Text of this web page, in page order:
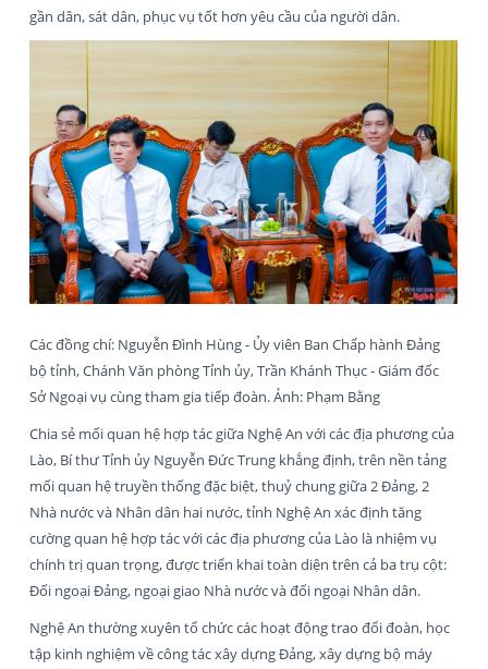
gần dân, sát dân, phục vụ tốt hơn yêu cầu của người dân.
Các đồng chí: Nguyễn Đình Hùng - Ủy viên Ban Chấp hành Đảng
bộ tỉnh, Chánh Văn phòng Tỉnh ủy, Trần Khánh Thục - Giám đốc
Sở Ngoại vụ cùng tham gia tiếp đoàn. Ảnh: Phạm Bằng
Chia sẻ mối quan hệ hợp tác giữa Nghệ An với các địa phương của
Lào, Bí thư Tỉnh ủy Nguyễn Đức Trung khẳng định, trên nền tảng
mối quan hệ truyền thống đặc biệt, thuỷ chung giữa 2 Đảng, 2
Nhà nước và Nhân dân hai nước, tỉnh Nghệ An xác định tăng
cường quan hệ hợp tác với các địa phương của Lào là nhiệm vụ
chính trị quan trọng, được triển khai toàn diện trên cả ba trụ cột:
Đối ngoại Đảng, ngoại giao Nhà nước và đối ngoại Nhân dân.
Nghệ An thường xuyên tổ chức các hoạt động trao đổi đoàn, học
tập kinh nghiệm về công tác xây dựng Đảng, xây dựng bộ máy